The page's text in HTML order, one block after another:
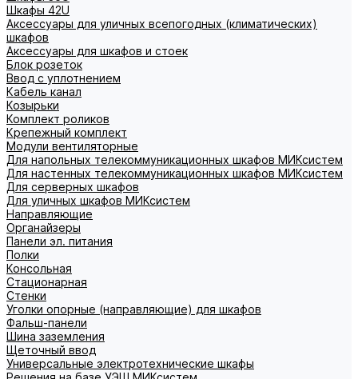
Шкафы 42U
Аксессуары для уличных всепогодных (климатических)
шкафов
Аксессуары для шкафов и стоек
Блок розеток
Ввод с уплотнением
Кабель канал
Козырьки
Комплект роликов
Крепежный комплект
Модули вентиляторные
Для напольных телекоммуникационных шкафов МИКсистем
Для настенных телекоммуникационных шкафов МИКсистем
Для серверных шкафов
Для уличных шкафов МИКсистем
Направляющие
Органайзеры
Панели эл. питания
Полки
Консольная
Стационарная
Стенки
Уголки опорные (направляющие) для шкафов
Фальш-панели
Шина заземления
Щеточный ввод
Универсальные электротехнические шкафы